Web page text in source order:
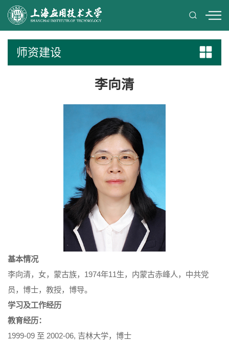
师资建设
李向清
基本情况
李向清，女，蒙古族，1974年11生，内蒙古赤峰人，中共党
员，博士，教授，博导。
学习及工作经历
教育经历：
1999-09 至 2002-06, 吉林大学，博士